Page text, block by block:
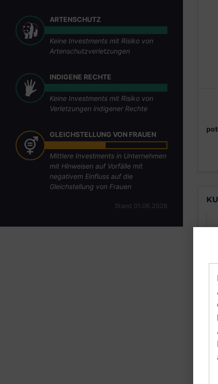
ARTENSCHUTZ
Keine Investments mit Risiko von
Artenschutzverletzungen
INDIGENE RECHTE
Keine Investments mit Risiko von
Verletzungen indigener Rechte
GLEICHSTELLUNG VON FRAUEN
Mittlere Investments in Unternehmen
mit Hinweisen auf Vorfälle mit
negativem Einfluss auf die
Gleichstellung von Frauen
Stand 01.06.2026